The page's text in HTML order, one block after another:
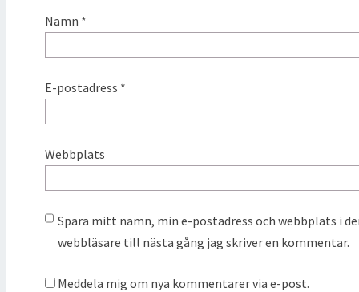
Namn *
E-postadress *
Webbplats
Spara mitt namn, min e-postadress och webbplats i
webbläsare till nästa gång jag skriver en kommentar.
Meddela mig om nya kommentarer via e-post.